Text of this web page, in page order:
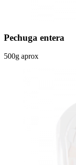
Pechuga entera
500g aprox